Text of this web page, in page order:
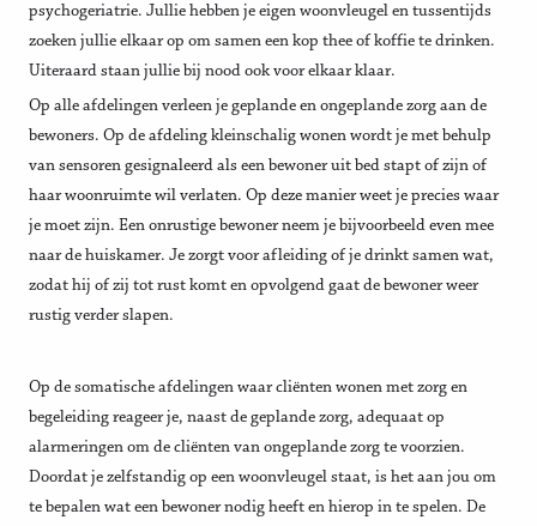
psychogeriatrie. Jullie hebben je eigen woonvleugel en tussentijds
zoeken jullie elkaar op om samen een kop thee of koffie te drinken.
Uiteraard staan jullie bij nood ook voor elkaar klaar.
Op alle afdelingen verleen je geplande en ongeplande zorg aan de
bewoners. Op de afdeling kleinschalig wonen wordt je met behulp
van sensoren gesignaleerd als een bewoner uit bed stapt of zijn of
haar woonruimte wil verlaten. Op deze manier weet je precies waar
je moet zijn. Een onrustige bewoner neem je bijvoorbeeld even mee
naar de huiskamer. Je zorgt voor afleiding of je drinkt samen wat,
zodat hij of zij tot rust komt en opvolgend gaat de bewoner weer
rustig verder slapen.
Op de somatische afdelingen waar cliënten wonen met zorg en
begeleiding reageer je, naast de geplande zorg, adequaat op
alarmeringen om de cliënten van ongeplande zorg te voorzien.
Doordat je zelfstandig op een woonvleugel staat, is het aan jou om
te bepalen wat een bewoner nodig heeft en hierop in te spelen. De